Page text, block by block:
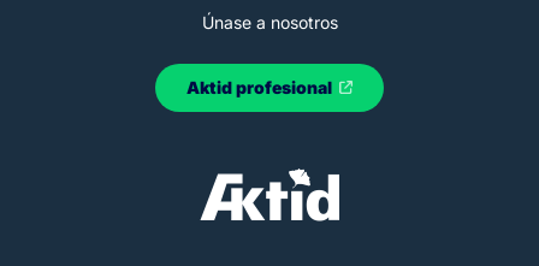
Únase a nosotros
Aktid profesional